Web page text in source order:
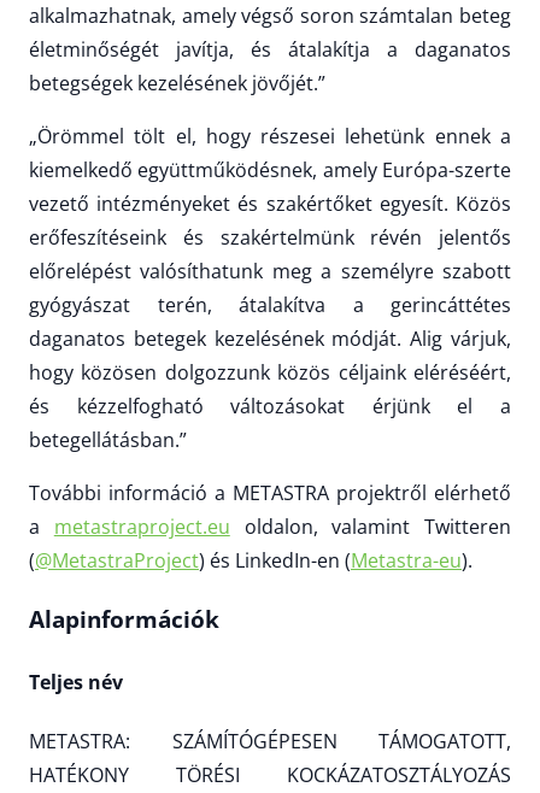
alkalmazhatnak, amely végső soron számtalan beteg
életminőségét javítja, és átalakítja a daganatos
betegségek kezelésének jövőjét.”
„Örömmel tölt el, hogy részesei lehetünk ennek a
kiemelkedő együttműködésnek, amely Európa-szerte
vezető intézményeket és szakértőket egyesít. Közös
erőfeszítéseink és szakértelmünk révén jelentős
előrelépést valósíthatunk meg a személyre szabott
gyógyászat terén, átalakítva a gerincáttétes
daganatos betegek kezelésének módját. Alig várjuk,
hogy közösen dolgozzunk közös céljaink eléréséért,
és kézzelfogható változásokat érjünk el a
betegellátásban.”
További információ a METASTRA projektről elérhető
a metastraproject.eu oldalon, valamint Twitteren
(@MetastraProject) és LinkedIn-en (Metastra-eu).
Alapinformációk
Teljes név
METASTRA: SZÁMÍTÓGÉPESEN TÁMOGATOTT,
HATÉKONY TÖRÉSI KOCKÁZATOSZTÁLYOZÁS